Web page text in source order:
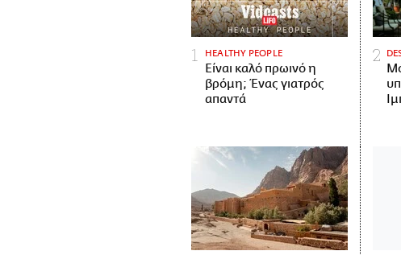
HEALTHY PEOPLE
Είναι καλό πρωινό η
βρόμη; Ένας γιατρός
απαντά